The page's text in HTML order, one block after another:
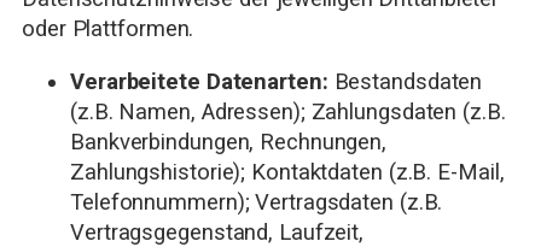
oder Plattformen.
Verarbeitete Datenarten: Bestandsdaten
(z.B. Namen, Adressen); Zahlungsdaten (z.B.
Bankverbindungen, Rechnungen,
Zahlungshistorie); Kontaktdaten (z.B. E-Mail,
Telefonnummern); Vertragsdaten (z.B.
Vertragsgegenstand, Laufzeit,